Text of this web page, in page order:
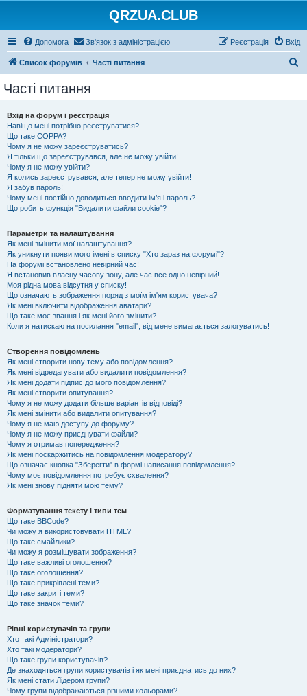
QRZUA.CLUB
Допомога Зв'язок з адміністрацією Вхід
Реєстрація
Список форумів Часті питання
Часті питання
Вхід на форум і реєстрація
Навіщо мені потрібно реєструватися?
Що таке COPPA?
Чому я не можу зареєструватись?
Я тільки що зареєструвався, але не можу увійти!
Чому я не можу увійти?
Я колись зареєструвався, але тепер не можу увійти!
Я забув пароль!
Чому мені постійно доводиться вводити ім’я і пароль?
Що робить функція "Видалити файли cookie"?
Параметри та налаштування
Як мені змінити мої налаштування?
Як уникнути появи мого імені в списку "Хто зараз на форумі"?
На форумі встановлено невірний час!
Я встановив власну часову зону, але час все одно невірний!
Моя рідна мова відсутня у списку!
Що означають зображення поряд з моїм ім'ям користувача?
Як мені включити відображення аватари?
Що таке моє звання і як мені його змінити?
Коли я натискаю на посилання "email", від мене вимагається залогуватись!
Створення повідомлень
Як мені створити нову тему або повідомлення?
Як мені відредагувати або видалити повідомлення?
Як мені додати підпис до мого повідомлення?
Як мені створити опитування?
Чому я не можу додати більше варіантів відповіді?
Як мені змінити або видалити опитування?
Чому я не маю доступу до форуму?
Чому я не можу приєднувати файли?
Чому я отримав попередження?
Як мені поскаржитись на повідомлення модератору?
Що означає кнопка "Зберегти" в формі написання повідомлення?
Чому моє повідомлення потребує схвалення?
Як мені знову підняти мою тему?
Форматування тексту і типи тем
Що таке BBCode?
Чи можу я використовувати HTML?
Що таке смайлики?
Чи можу я розміщувати зображення?
Що таке важливі оголошення?
Що таке оголошення?
Що таке прикріплені теми?
Що таке закриті теми?
Що таке значок теми?
Рівні користувачів та групи
Хто такі Адміністратори?
Хто такі модератори?
Що таке групи користувачів?
Де знаходяться групи користувачів і як мені приєднатись до них?
Як мені стати Лідером групи?
Чому групи відображаються різними кольорами?